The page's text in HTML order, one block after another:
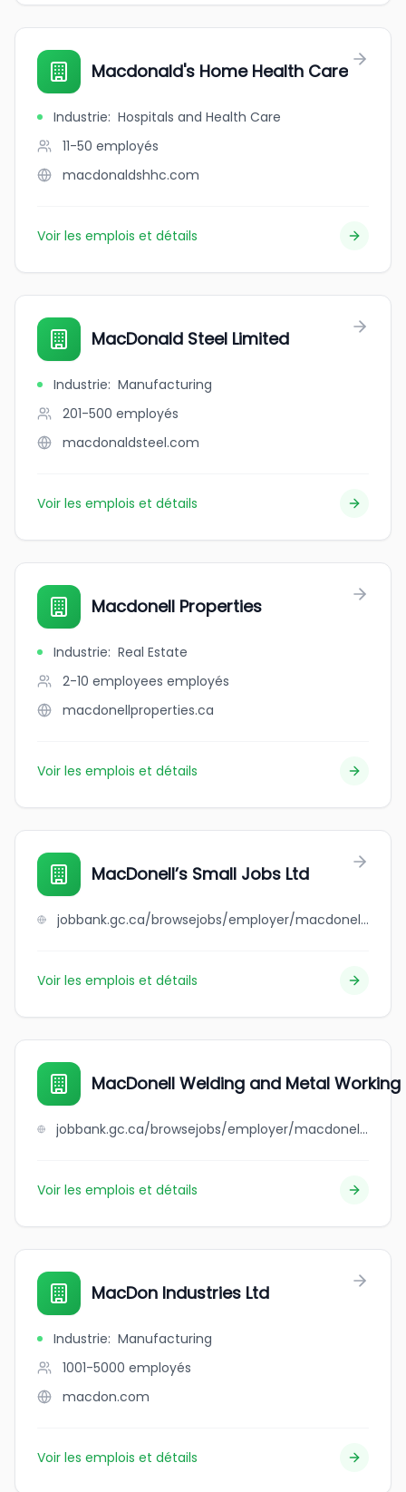
Macdonald's Home Health Care
Industrie: Hospitals and Health Care
11-50 employés
macdonaldshhc.com
Voir les emplois et détails
MacDonald Steel Limited
Industrie: Manufacturing
201-500 employés
macdonaldsteel.com
Voir les emplois et détails
Macdonell Properties
Industrie: Real Estate
2-10 employees employés
macdonellproperties.ca
Voir les emplois et détails
MacDonell’s Small Jobs Ltd
jobbank.gc.ca/browsejobs/employer/macdonell%E2%80%99s+small+jobs+ltd/ca
Voir les emplois et détails
MacDonell Welding and Metal Working
jobbank.gc.ca/browsejobs/employer/macdonell+welding+and+metal+working+ltd/ca
Voir les emplois et détails
MacDon Industries Ltd
Industrie: Manufacturing
1001-5000 employés
macdon.com
Voir les emplois et détails